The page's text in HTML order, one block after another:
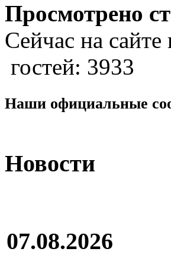
Просмотрено
Сейчас на сайте
гостей: 3933
Наши официальные
Новости
07.08.2026